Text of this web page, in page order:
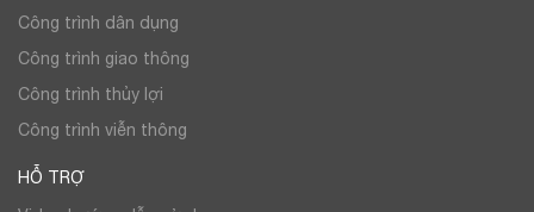
Công trình dân dụng
Công trình giao thông
Công trình thủy lợi
Công trình viễn thông
HỖ TRỢ